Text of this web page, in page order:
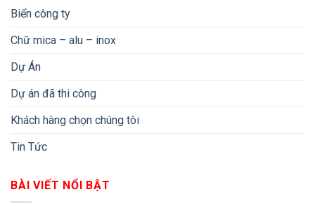
Biển công ty
Chữ mica – alu – inox
Dự Án
Dự án đã thi công
Khách hàng chọn chúng tôi
Tin Tức
BÀI VIẾT NỔI BẬT